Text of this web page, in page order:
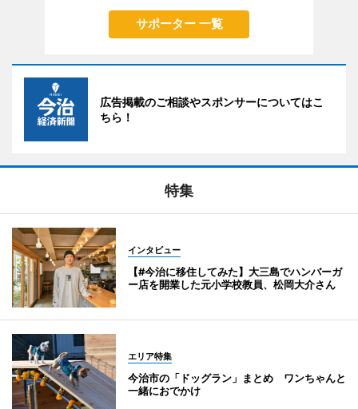
サポーター 一覧
広告掲載のご相談やスポンサーについてはこ
ちら！
特集
インタビュー
【#今治に移住してみた】大三島でハンバーガ
ー店を開業した元小学校教員、松岡大介さん
エリア特集
今治市の「ドッグラン」まとめ ワンちゃんと
一緒におでかけ